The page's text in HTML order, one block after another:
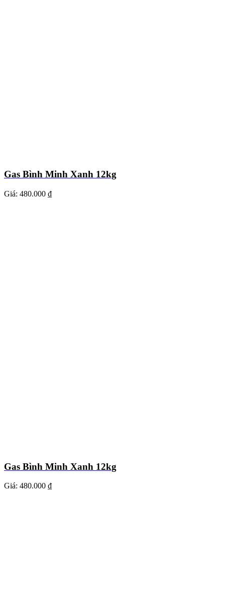
Gas Bình Minh Xanh 12kg
Giá: 480.000 ₫
Gas Bình Minh Xanh 12kg
Giá: 480.000 ₫